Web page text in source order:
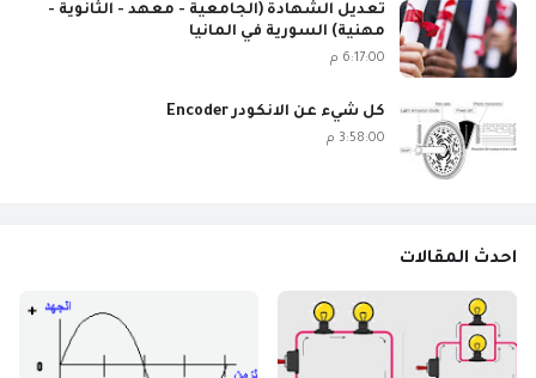
تعديل الشهادة (الجامعية - معهد - الثانوية -
مهنية) السورية في المانيا
6:17:00 م
كل شيء عن الانكودر Encoder
3:58:00 م
احدث المقالات